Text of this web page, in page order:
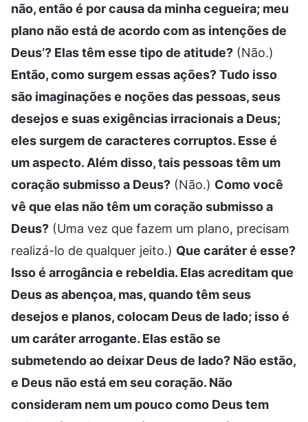
não, então é por causa da minha cegueira; meu
plano não está de acordo com as intenções de
Deus’? Elas têm esse tipo de atitude? (Não.)
Então, como surgem essas ações? Tudo isso
são imaginações e noções das pessoas, seus
desejos e suas exigências irracionais a Deus;
eles surgem de caracteres corruptos. Esse é
um aspecto. Além disso, tais pessoas têm um
coração submisso a Deus? (Não.) Como você
vê que elas não têm um coração submisso a
Deus? (Uma vez que fazem um plano, precisam
realizá-lo de qualquer jeito.) Que caráter é esse?
Isso é arrogância e rebeldia. Elas acreditam que
Deus as abençoa, mas, quando têm seus
desejos e planos, colocam Deus de lado; isso é
um caráter arrogante. Elas estão se
submetendo ao deixar Deus de lado? Não estão,
e Deus não está em seu coração. Não
consideram nem um pouco como Deus tem